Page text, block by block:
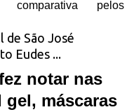
comparativa pelos
notar nas
máscaras